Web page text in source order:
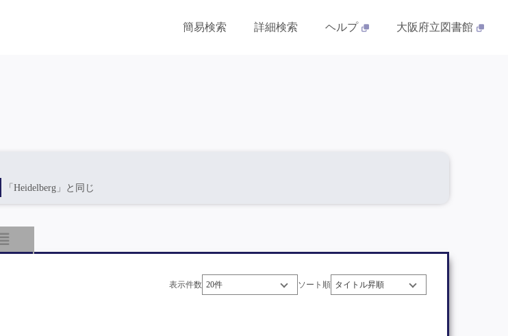
簡易検索 詳細検索 ヘルプ 大阪府立図書館
「Heidelberg」と同じ
表示件数 ソート順